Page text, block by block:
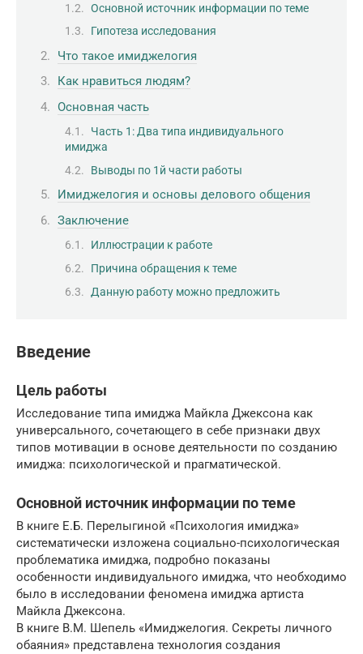
Основной источник информации по теме
Гипотеза исследования
Что такое имиджелогия
Как нравиться людям?
Основная часть
Часть 1: Два типа индивидуального
имиджа
Выводы по 1й части работы
Имиджелогия и основы делового общения
Заключение
Иллюстрации к работе
Причина обращения к теме
Данную работу можно предложить
Введение
Цель работы
Исследование типа имиджа Майкла Джексона как
универсального, сочетающего в себе признаки двух
типов мотивации в основе деятельности по созданию
имиджа: психологической и прагматической.
Основной источник информации по теме
В книге Е.Б. Перелыгиной «Психология имиджа»
систематически изложена социально-психологическая
проблематика имиджа, подробно показаны
особенности индивидуального имиджа, что необходимо
было в исследовании феномена имиджа артиста
Майкла Джексона.
В книге В.М. Шепель «Имиджелогия. Секреты личного
обаяния» представлена технология создания